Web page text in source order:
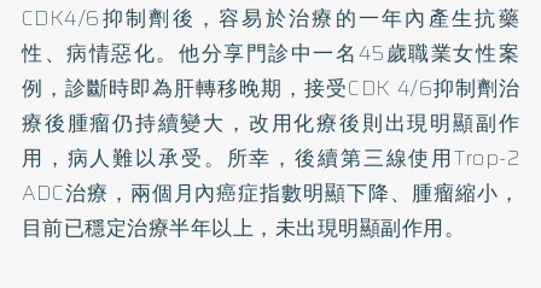
CDK4/6抑制劑後，容易於治療的一年內產生抗藥
性、病情惡化。他分享門診中一名45歲職業女性案
例，診斷時即為肝轉移晚期，接受CDK 4/6抑制劑治
療後腫瘤仍持續變大，改用化療後則出現明顯副作
用，病人難以承受。所幸，後續第三線使用Trop-2
ADC治療，兩個月內癌症指數明顯下降、腫瘤縮小，
目前已穩定治療半年以上，未出現明顯副作用。